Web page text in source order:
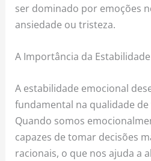
ser dominado por emoções
ansiedade ou tristeza.
A Importância da
A estabilidade emocional
fundamental na qualidade de
Quando somos
capazes de tomar decisões
racionais, o que nos ajuda a